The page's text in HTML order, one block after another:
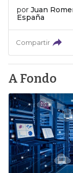
por Juan
España
Compartir
A Fondo